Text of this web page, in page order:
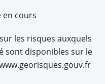
en cours
les risques auxquels
sont disponibles sur le